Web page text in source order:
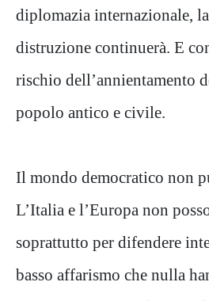
diplomazia internazionale,
distruzione continuerà. E
rischio dell’annientamento
popolo antico e civile.
Il mondo democratico non
L’Italia e l’Europa non
soprattutto per difendere
basso affarismo che nulla